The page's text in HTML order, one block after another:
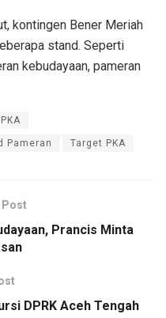
kontingen Bener Meriah
stand. Seperti
kebudayaan, pameran
Pameran Target PKA
Prancis Minta
DPRK Aceh Tengah